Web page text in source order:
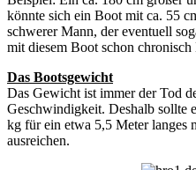
könnte sich ein Boot mit ca. 55
schwerer Mann, der eventuell
mit diesem Boot schon
Das Bootsgewicht
Das Gewicht ist immer der Tod
Geschwindigkeit. Deshalb sollte
kg für ein etwa 5,5 Meter langes
ausreichen.